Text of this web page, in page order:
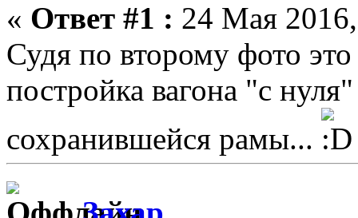
« Ответ #1 : 24 Мая
Судя по второму фото
постройка вагона "с
сохранившейся рамы...